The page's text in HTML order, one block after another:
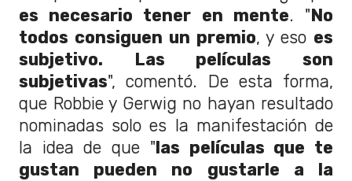
es necesario tener en mente. " No
todos consiguen un premio, y eso es
subjetivo. Las películas son
subjetivas", comentó. De esta forma,
que Robbie y Gerwig no hayan resultado
nominadas solo es la manifestación de
la idea de que " las películas que te
gustan pueden no gustarle a la